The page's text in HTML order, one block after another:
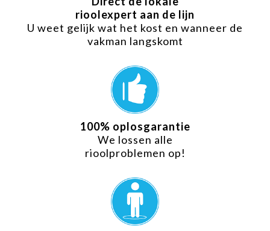
rioolexpert aan de lijn
U weet gelijk wat het kost en wanneer de
vakman langskomt
100% oplosgarantie
We lossen alle
rioolproblemen op!